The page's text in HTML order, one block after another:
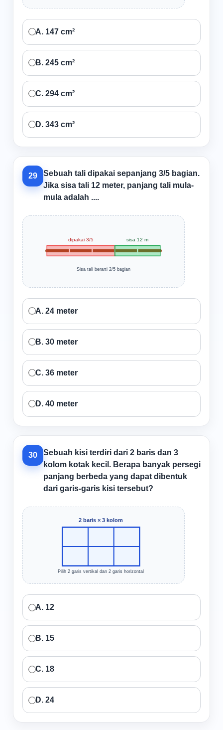
A. 147 cm²
B. 245 cm²
C. 294 cm²
D. 343 cm²
29
Sebuah tali dipakai sepanjang 3/5 bagian.
Jika sisa tali 12 meter, panjang tali mula-
mula adalah ....
dipakai 3/5 sisa 12 m
Sisa tali berarti 2/5 bagian
A. 24 meter
B. 30 meter
C. 36 meter
D. 40 meter
30
Sebuah kisi terdiri dari 2 baris dan 3
kolom kotak kecil. Berapa banyak persegi
panjang berbeda yang dapat dibentuk
dari garis-garis kisi tersebut?
2 baris × 3 kolom
Pilih 2 garis vertikal dan 2 garis horizontal
A. 12
B. 15
C. 18
D. 24